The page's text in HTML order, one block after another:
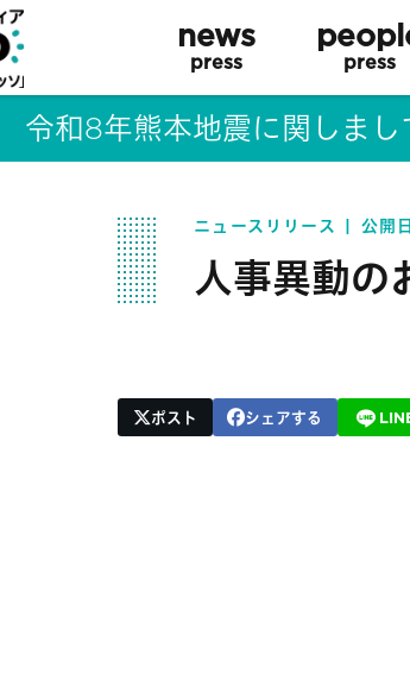
news
press press
令和8年熊本地震に関しまし
ニュースリリース 公開
人事異動の
ポスト シェアする